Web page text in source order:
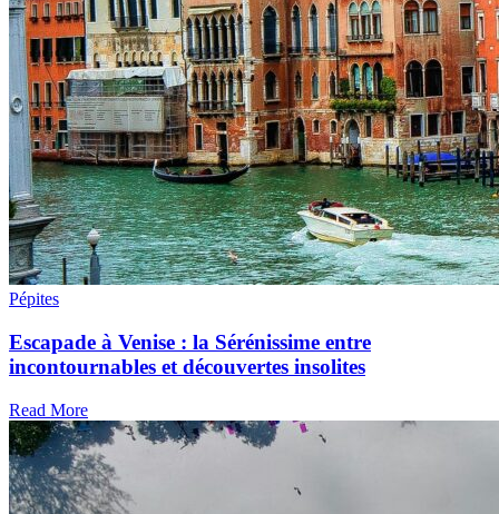
Pépites
Escapade à Venise : la Sérénissime entre
incontournables et découvertes insolites
Read More